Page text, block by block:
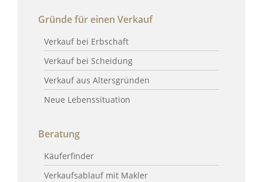
Gründe für einen Verkauf
Verkauf bei Erbschaft
Verkauf bei Scheidung
Verkauf aus Altersgründen
Neue Lebenssituation
Beratung
Käuferfinder
Verkaufsablauf mit Makler